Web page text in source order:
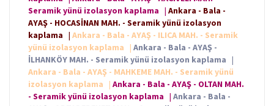
Seramik yünü izolasyon kaplama | Ankara - Bala -
AYAŞ - HOCASİNAN MAH. - Seramik yünü izolasyon
kaplama | Ankara - Bala - AYAŞ - ILICA MAH. - Seramik
yünü izolasyon kaplama
| Ankara - Bala - AYAŞ -
İLHANKÖY MAH. - Seramik yünü izolasyon kaplama |
Ankara - Bala - AYAŞ - MAHKEME MAH. - Seramik yünü
izolasyon kaplama
| Ankara - Bala - AYAŞ - OLTAN MAH.
- Seramik yünü izolasyon kaplama | Ankara - Bala -